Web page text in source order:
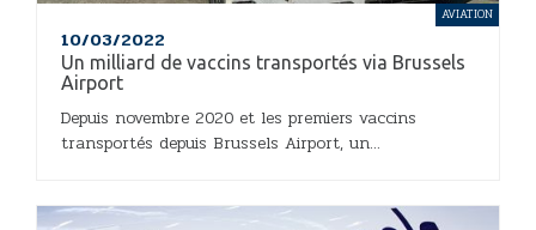
10/03/2022
Un milliard de vaccins transportés via Brussels
Airport
Depuis novembre 2020 et les premiers vaccins
transportés depuis Brussels Airport, un...
AVIATION